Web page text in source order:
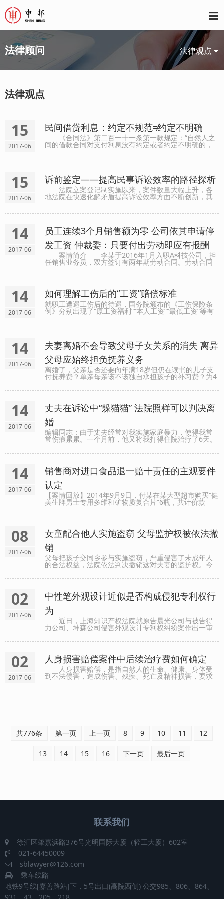
法律顾问 法律观点
法律观点
15
2017-06
民间借贷利息：约定不规范≠约定不明确
《合同法》第二百一十一条第一款规定：“自然人之
间的借款合同对支付利息没有约定或者约定不明确的，
视为不支付利息”；《民间借贷规定》第二十五第二款
15
2017-06
诉前鉴定——提高民事诉讼效率的路径探析
法院立案登记制实施以来，案件数量大幅上升，各
地法院在快速化解矛盾提高诉讼效率方面不断创新，其
中，部分法院主导的诉前鉴定在提高诉讼质效上取得了
14
2017-06
员工连续3个月销售额为零 公司依其申请停
发工资 仲裁委：只要付出劳动即应有报酬
案情简介 李某于2016年1月入职A科技公司，担
任销售业务员，双方签订有两年期劳动合同。劳动合同
约定李某的月工资标准为：基本工资（北京市最低工资
标准）+销售提成。提成的计提方式为员工本人当月完成
14
2017-06
如何理解工伤后的“工资”赔偿标准
就职工遭遇工伤后的待遇，国务院颁布的《工伤保险条
例》分别出现了“原工资福利”“本人工资”“最低工资”等有
关“工资”的不同表述。其中，差别何在？对于停工留薪待
14
2017-06
夫妻离婚不会导致父母子女关系的消失 离异
父母应始终担负抚养义务
离婚了，父亲是否还要向年满18岁但仍在读书的儿子支
付抚养费？单亲母亲该不该独自承担孩子的补习费？为4
岁幼童的演艺前途支付巨额“包装宣传费”后能否让前夫承
担一半？近日，北京市第三中级人民法院法官结合相关
14
2017-06
丈夫在诉讼中“躲猫猫” 法院照样可以判决离
婚
编辑同志：由于丈夫经常对我实施家庭暴力，使得我常
常伤痕累累。一个月前，他又将我打得住院治疗了6天。
至此，我对自己婚姻已经心灰意冷，对丈夫也没有任何
感情可言。在这种情况下，我向法院提起了离婚诉讼。
14
2017-06
销售商对进口食品退一赔十责任的主观要件
认定
【案情回放】2014年9月9日，付某在某大型超市购买“健
美生牌男士专用多维和矿物质复合片”6瓶，共计价款
1782元。涉案产品的配料包括：β-胡萝卜素、维生素
A、E、B1、B6、B12、D3、泛酸、叶酸、牛磺酸、螯合
08
2017-06
女童配合他人实施盗窃 父母监护权被依法撤
销
父母把孩子交同乡参与实施盗窃，严重侵害了未成年人
的合法权益，法院依法判决撤销这对夫妻的监护权。今
天下午，安徽省蚌埠市蚌山区人民法院对一起申请撤销
父母监护权案件依法宣判。法院经审理查明，2016年6月
02
2017-06
中性笔外观设计近似是否构成侵犯专利权行
为
近日，上海知识产权法院就原告晨光公司与被告得
力公司、坤森公司侵害外观设计专利权纠纷案作出一审
判决，判令被告得力公司、坤森公司立即停止侵犯晨光
公司外观设计专利权的行为，得力公司赔偿晨光公司经
02
2017-06
人身损害赔偿案件中后续治疗费如何确定
人身损害赔偿，是指自然人的生命、健康、身体受
到不法侵害，造成伤害、残疾、死亡及精神损害，要求
赔偿义务人以财产进行赔偿的侵权法律制度。人身损害
共776条 第一页 上一页 8 9 10 11 12
13 14 15 16 下一页 最后一页
联系我们
徐汇区肇嘉浜路376号光明国际大厦（轻工大厦）602室
021-64450009
sblawyer@126.com
乘车线路
地铁9号线[嘉善路站]下，5号出口(高院西侧) 公交985、806、864、